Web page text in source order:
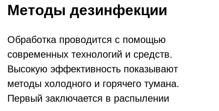
Методы дезинфекции
Обработка проводится с помощью
современных технологий и средств.
Высокую эффективность показывают
методы холодного и горячего тумана.
Первый заключается в распылении